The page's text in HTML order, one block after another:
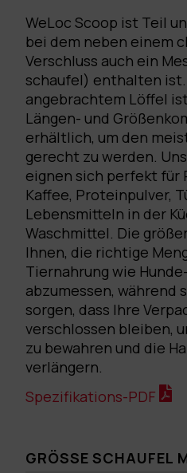
WeLoc Scoop ist Teil
bei dem neben einem
Verschluss auch ein
schaufel) enthalten
angebrachtem Löffel
Längen- und
erhältlich, um den
gerecht zu werden.
eignen sich perfekt für
Kaffee, Proteinpulver,
Lebensmitteln in der
Waschmittel. Die
Ihnen, die richtige
Tiernahrung wie
abzumessen, während
sorgen, dass Ihre
verschlossen bleiben,
zu bewahren und die
verlängern.
Spezifikations-PDF